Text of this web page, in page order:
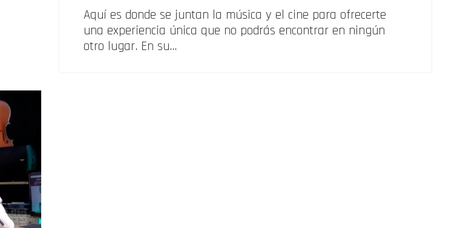
Aquí es donde se juntan la música y el cine para ofrecerte
una experiencia única que no podrás encontrar en ningún
otro lugar. En su…